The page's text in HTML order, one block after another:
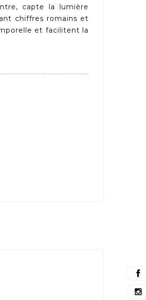
capte la lumière
chiffres romains et
et facilitent la